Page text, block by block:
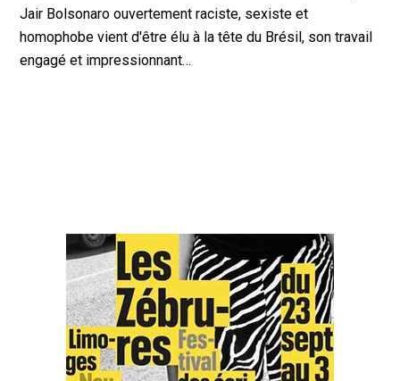
Jair Bolsonaro ouvertement raciste, sexiste et
homophobe vient d'être élu à la tête du Brésil, son travail
engagé et impressionnant…